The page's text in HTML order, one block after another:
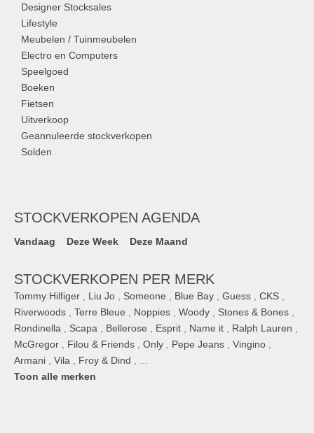
Designer Stocksales
Lifestyle
Meubelen / Tuinmeubelen
Electro en Computers
Speelgoed
Boeken
Fietsen
Uitverkoop
Geannuleerde stockverkopen
Solden
STOCKVERKOPEN AGENDA
Vandaag Deze Week Deze Maand
STOCKVERKOPEN PER MERK
Tommy Hilfiger Liu Jo Someone Blue Bay Guess CKS
Riverwoods
Terre Bleue Noppies Woody Stones & Bones
Rondinella
Scapa Bellerose Esprit Name it Ralph Lauren
McGregor
Filou & Friends Only Pepe Jeans Vingino
Armani
Vila Froy & Dind
Toon alle merken